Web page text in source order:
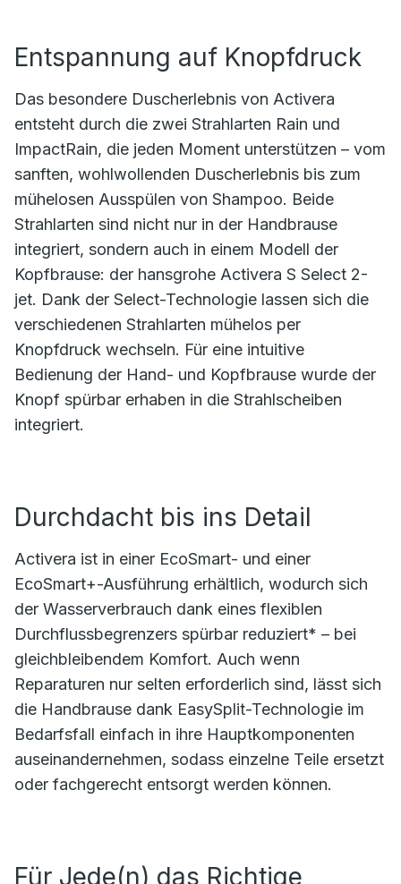
Entspannung auf Knopfdruck
Das besondere Duscherlebnis von Activera
entsteht durch die zwei Strahlarten Rain und
ImpactRain, die jeden Moment unterstützen – vom
sanften, wohlwollenden Duscherlebnis bis zum
mühelosen Ausspülen von Shampoo. Beide
Strahlarten sind nicht nur in der Handbrause
integriert, sondern auch in einem Modell der
Kopfbrause: der hansgrohe Activera S Select 2-
jet. Dank der Select-Technologie lassen sich die
verschiedenen Strahlarten mühelos per
Knopfdruck wechseln. Für eine intuitive
Bedienung der Hand- und Kopfbrause wurde der
Knopf spürbar erhaben in die Strahlscheiben
integriert.
Durchdacht bis ins Detail
Activera ist in einer EcoSmart- und einer
EcoSmart+-Ausführung erhältlich, wodurch sich
der Wasserverbrauch dank eines flexiblen
Durchflussbegrenzers spürbar reduziert* – bei
gleichbleibendem Komfort. Auch wenn
Reparaturen nur selten erforderlich sind, lässt sich
die Handbrause dank EasySplit-Technologie im
Bedarfsfall einfach in ihre Hauptkomponenten
auseinandernehmen, sodass einzelne Teile ersetzt
oder fachgerecht entsorgt werden können.
Für Jede(n) das Richtige